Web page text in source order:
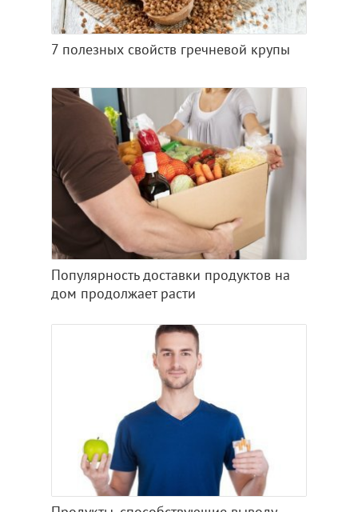
7 полезных свойств гречневой крупы
Популярность доставки продуктов на
дом продолжает расти